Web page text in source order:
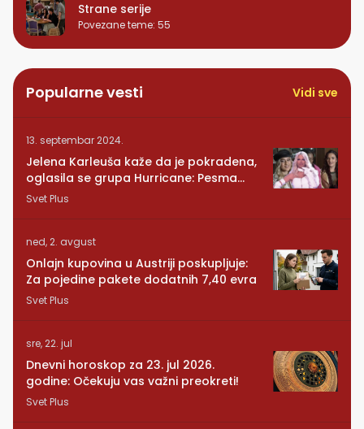
Strane serije
Povezane teme: 55
Popularne vesti Vidi sve
13. septembar 2024.
Jelena Karleuša kaže da je pokradena,
oglasila se grupa Hurricane: Pesma
RUNDE je naša!
Svet Plus
ned, 2. avgust
Onlajn kupovina u Austriji poskupljuje:
Za pojedine pakete dodatnih 7,40 evra
Svet Plus
sre, 22. jul
Dnevni horoskop za 23. jul 2026.
godine: Očekuju vas važni preokreti!
Svet Plus